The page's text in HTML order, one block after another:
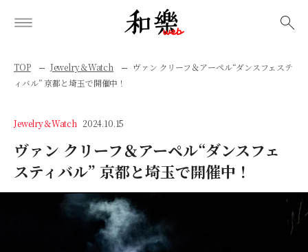
TOP Jewelry＆Watch
ヴァン クリーフ＆アーペル“ダンスフェステ
ィバル” 京都と埼玉で開催中！
Jewelry＆Watch 2024.10.15
ヴァン クリーフ＆アーペル“ダンスフェ
スティバル” 京都と埼玉で開催中！